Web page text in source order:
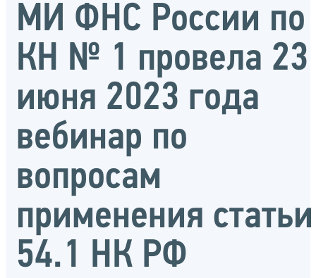
МИ ФНС России по
КН № 1 провела 23
июня 2023 года
вебинар по
вопросам
применения статьи
54.1 НК РФ